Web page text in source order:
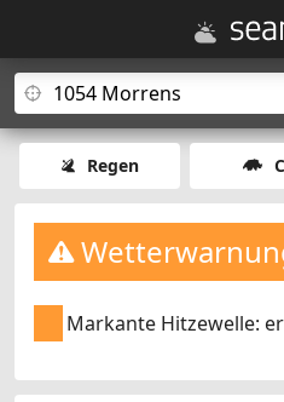
Regen
Markante Hitzewelle: